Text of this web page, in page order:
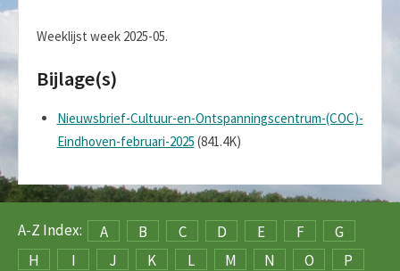
Weeklijst week 2025-05.
Bijlage(s)
Nieuwsbrief-Cultuur-en-Ontspanningscentrum-(COC)-
Eindhoven-februari-2025 (841.4K)
A-Z Index: A B C D E F
G
H
I J K L M N O
P